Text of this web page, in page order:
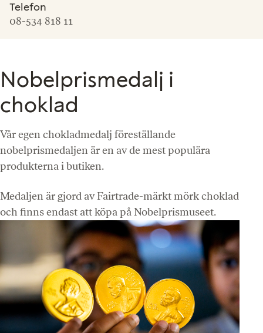
Telefon
08-534 818 11
Nobelprismedalj i
choklad
Vår egen chokladmedalj föreställande
nobelprismedaljen är en av de mest populära
produkterna i butiken.
Medaljen är gjord av Fairtrade-märkt mörk choklad
och finns endast att köpa på Nobelprismuseet.